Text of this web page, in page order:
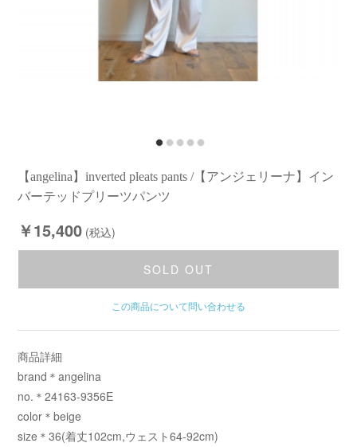
【angelina】inverted pleats pants /【アンジェリーナ】イン
バーテッドプリーツパンツ
￥15,400 (税込)
SOLD OUT
この商品について問い合わせる
商品詳細
brand＊angelina
no.＊24163-9356E
color＊beige
size＊36(着丈102cm,ウェスト64-92cm)